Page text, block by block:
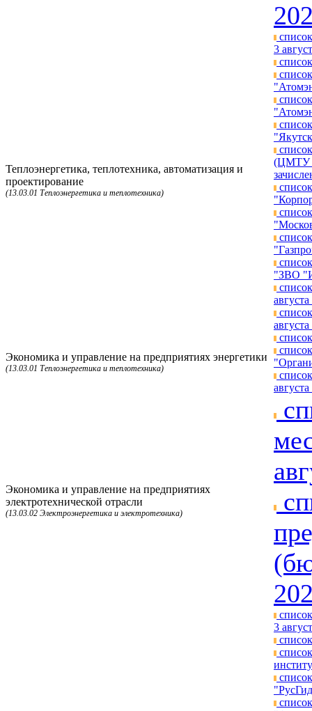
Теплоэнергетика, теплотехника, автоматизация и
проектирование
(13.03.01 Теплоэнергетика и теплотехника)
3
(ЦМТУ
"ЗВО
Экономика и управление на предприятиях энергетики
(13.03.01 Теплоэнергетика и теплотехника)
Экономика и управление на предприятиях
электротехнической отрасли
(13.03.02 Электроэнергетика и электротехника)
3